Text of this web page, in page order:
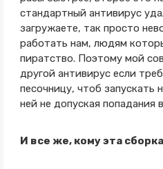
стандартный антивирус
загружаете, так просто
работать нам, людям
пиратство. Поэтому мой
другой антивирус если
песочницу, чтоб запускать
ней не допуская попадания
И все же, кому эта